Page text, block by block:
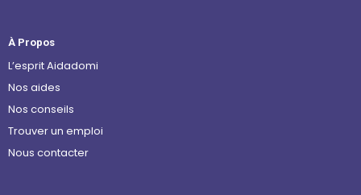
À Propos
L’esprit Aidadomi
Nos aides
Nos conseils
Trouver un emploi
Nous contacter